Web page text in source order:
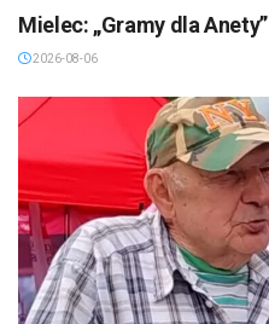
Mielec: „Gramy dla Anety”
2026-08-06